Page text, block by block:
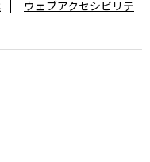
ウェブアクセシビリテ